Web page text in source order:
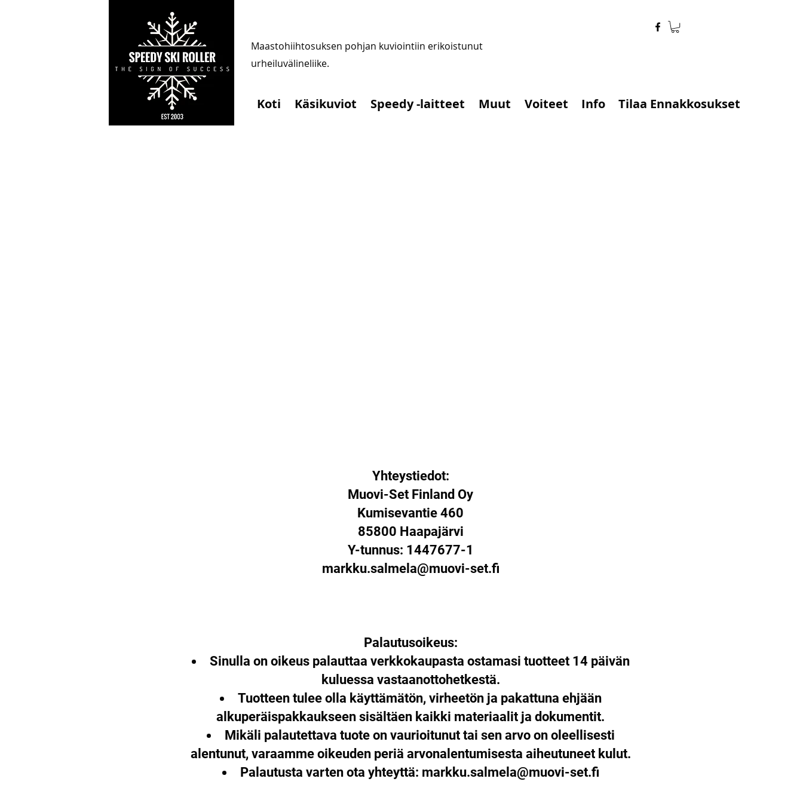
Maastohiihtosuksen pohjan kuviointiin erikoistunut
urheiluvälineliike.
Koti Käsikuviot Speedy -laitteet Muut Voiteet Info Tilaa Ennakkosukset
Yhteystiedot:
Muovi-Set Finland Oy
Kumisevantie 460
85800 Haapajärvi
Y-tunnus: 1447677-1
markku.salmela@muovi-set.fi
Palautusoikeus:
Sinulla on oikeus palauttaa verkkokaupasta ostamasi tuotteet 14 päivän
kuluessa vastaanottohetkestä.
Tuotteen tulee olla käyttämätön, virheetön ja pakattuna ehjään
alkuperäispakkaukseen sisältäen kaikki materiaalit ja dokumentit.
Mikäli palautettava tuote on vaurioitunut tai sen arvo on oleellisesti
alentunut, varaamme oikeuden periä arvonalentumisesta aiheutuneet kulut.
Palautusta varten ota yhteyttä: markku.salmela@muovi-set.fi